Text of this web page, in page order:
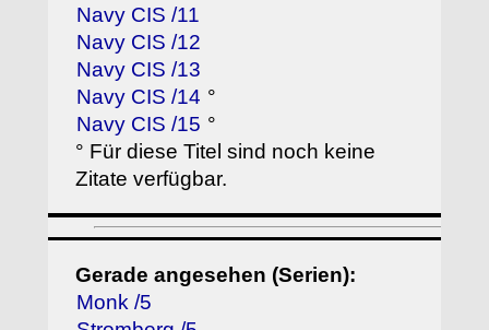
Navy CIS /11
Navy CIS /12
Navy CIS /13
Navy CIS /14 °
Navy CIS /15 °
° Für diese Titel sind noch keine
Zitate verfügbar.
Gerade angesehen (Serien):
Monk /5